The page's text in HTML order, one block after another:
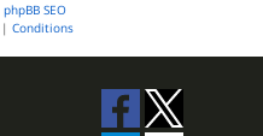
phpBB SEO
| Conditions